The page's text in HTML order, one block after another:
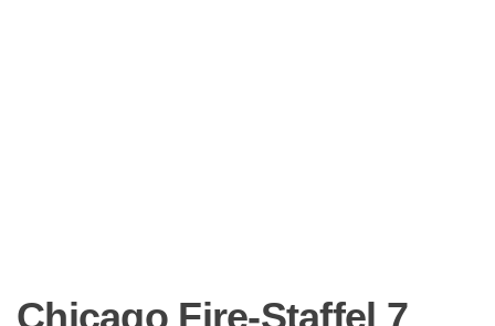
Chicago Fire-Staffel 7